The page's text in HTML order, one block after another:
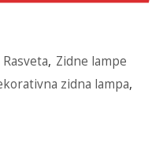
, Zidne lampe
zidna lampa,